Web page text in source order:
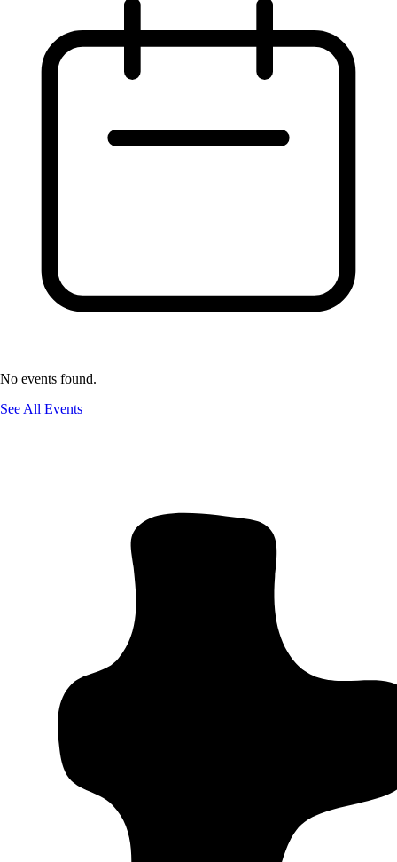
No events found.
See All Events